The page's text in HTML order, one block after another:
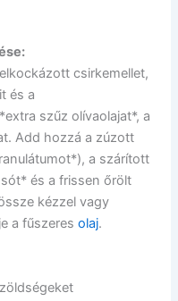
csirkemellet,
és a
szűz olívaolajat*, a
Add hozzá a zúzott
a szárított
és a frissen őrölt
kézzel vagy
a fűszeresolaj.